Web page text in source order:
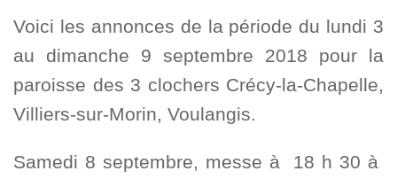
Voici les annonces de la période du lundi 3
au dimanche 9 septembre 2018 pour la
paroisse des 3 clochers Crécy-la-Chapelle,
Villiers-sur-Morin, Voulangis.
Samedi 8 septembre, messe à 18 h 30 à